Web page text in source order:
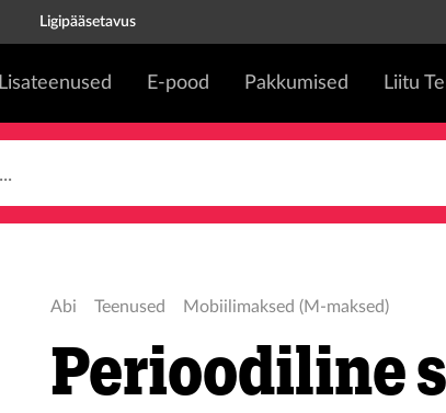
Ligipääsetavus
Lisateenused E-pood Pakkumised Liitu
Abi Teenused Mobiilimaksed (M-maksed)
Perioodiline